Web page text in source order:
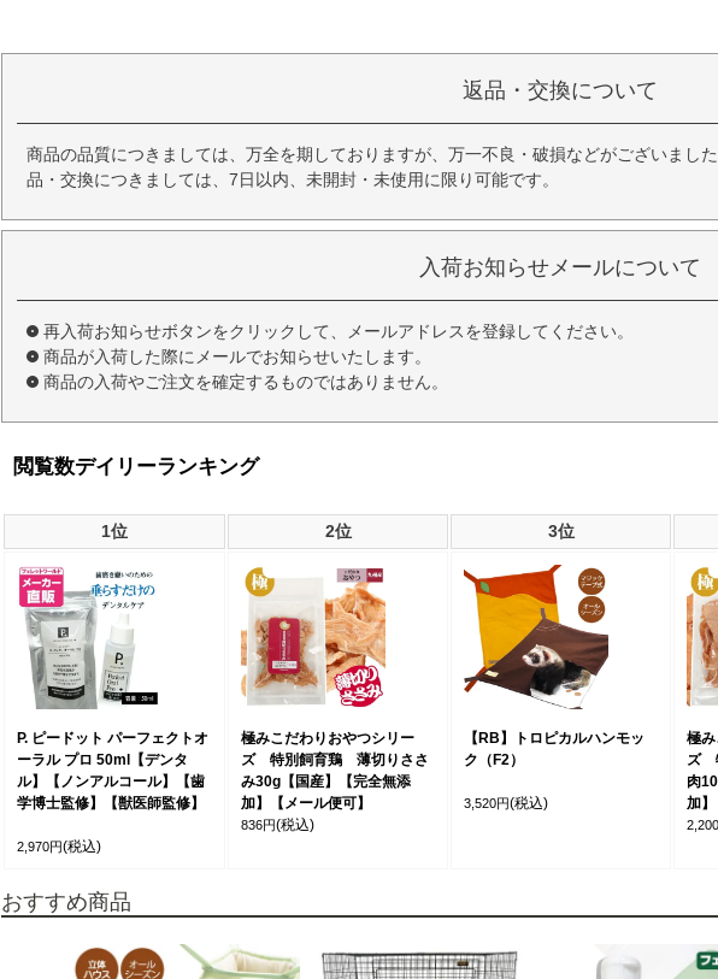
返品・交換について
商品の品質につきましては、万全を期しておりますが、万一不良・破損などがございまし
品・交換につきましては、7日以内、未開封・未使用に限り可能です。
入荷お知らせメールについて
再入荷お知らせボタンをクリックして、メールアドレスを登録してください。
商品が入荷した際にメールでお知らせいたします。
商品の入荷やご注文を確定するものではありません。
閲覧数デイリーランキング
1位 2位 3位
P. ピードット パーフェクトオ
ーラル プロ 50ml【デンタ
ル】【ノンアルコール】【歯
学博士監修】【獣医師監修】
2,970円(税込)
極みこだわりおやつシリー
ズ 特別飼育鶏 薄切りささ
み30g【国産】【完全無添
加】【メール便可】
836円(税込)
【RB】トロピカルハンモッ
ク（F2）
3,520円(税込)
極
ズ
肉
加】
おすすめ商品